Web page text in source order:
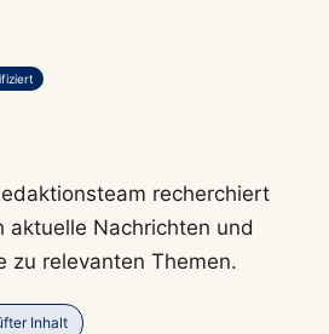
recherchiert
aktuelle Nachrichten und
zu relevanten Themen.
Inhalt